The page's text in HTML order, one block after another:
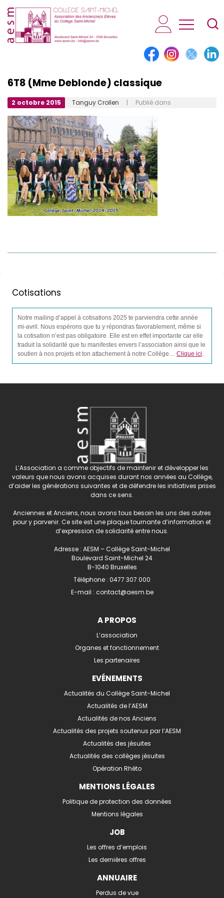
AESM...
6T8 (Mme Deblonde) classique
2 octobre 2015 Tanguy Crollen | Publié dans
Cotisations
Notre mailing d’appel à cotisations 2025 te parviendra cette année
mi-avril. Nous espérons que tu y répondras favorablement, même si
la cotisation n’est pas obligatoire. Elle est en effet importante car elle
traduit la solidarité que tu manifestes envers l’association ainsi que le
soutien à nos projets et ton attachement à notre Collège… Clique ici.
L’Association a comme objectifs de maintenir et développer les
valeurs que nous avons acquises durant nos années au Collège,
d’aider les générations suivantes et de défendre les initiatives prises
dans ce sens.
Anciennes et Anciens, nous avons tous besoin les uns des autres
pour y parvenir. Ce site est une plaque tournante d’information et
d’expression de solidarité entre nous.
Adresse : AESM – Collège Saint-Michel
Boulevard Saint-Michel 24
B-1040 Bruxelles
Téléphone : 0477 307 000
E-mail : contact@aesm.be
A PROPOS
L’association
Organes et fonctionnement
Les partenaires
EVÉNEMENTS
Actualités du Collège Saint-Michel
Actualités de l’AESM
Actualités de nos Anciens
Actualités des projets soutenus par l’AESM
Actualités des jésuites
Actualités des collèges jésuites
Opération Rhéto
MENTIONS LÉGALES
Politique de protection des données
Mentions légales
JOB
Les offres d’emplois
Les dernières offres
ANNUAIRE
Perdus de vue